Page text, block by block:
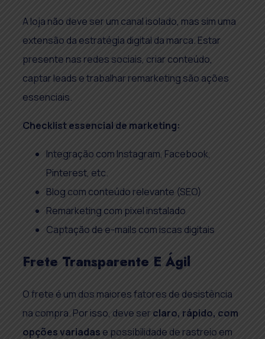
A loja não deve ser um canal isolado, mas sim uma
extensão da estratégia digital da marca. Estar
presente nas redes sociais, criar conteúdo,
captar leads e trabalhar remarketing são ações
essenciais.
Checklist essencial de marketing:
Integração com Instagram, Facebook,
Pinterest, etc.
Blog com conteúdo relevante (SEO)
Remarketing com pixel instalado
Captação de e-mails com iscas digitais
Frete Transparente E Ágil
O frete é um dos maiores fatores de desistência
na compra. Por isso, deve serclaro, rápido, com
opções variadas e possibilidade de rastreio em